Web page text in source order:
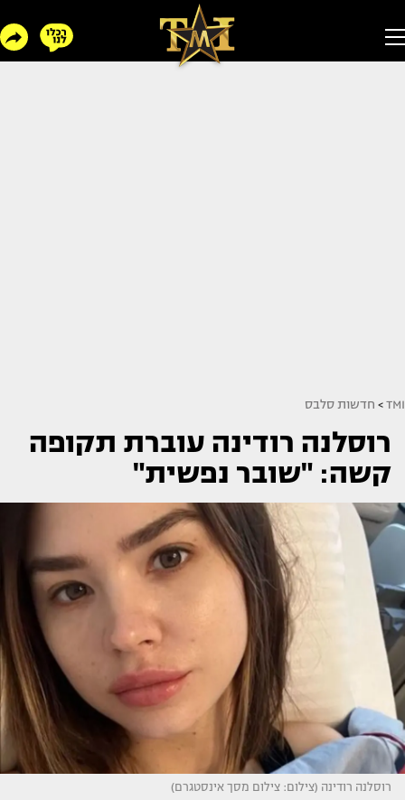
TMI
> חדשות סלבס
רוסלנה רודינה עוברת תקופה
קשה: "שובר נפשית"
רוסלנה רודינה (צילום: צילום מסך אינסטגרם)